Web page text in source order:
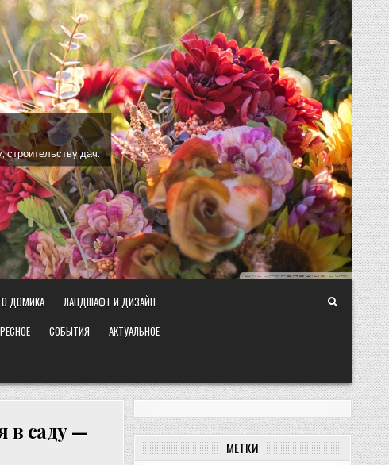
дач.
ДОМИКА
ЛАНДШАФТ И ДИЗАЙН
СОБЫТИЯ
АКТУАЛЬНОЕ
в саду —
МЕТКИ